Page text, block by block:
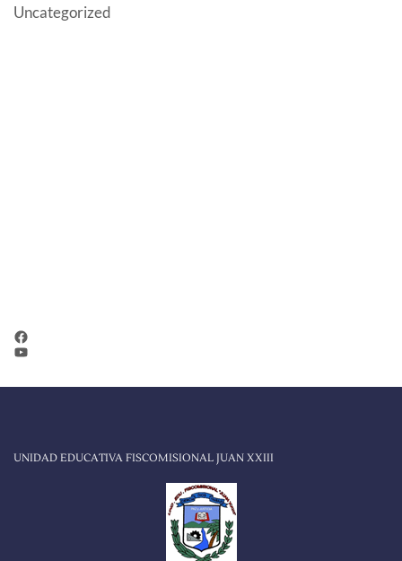
Uncategorized
Facebook
YouTube
UNIDAD EDUCATIVA FISCOMISIONAL JUAN XXIII